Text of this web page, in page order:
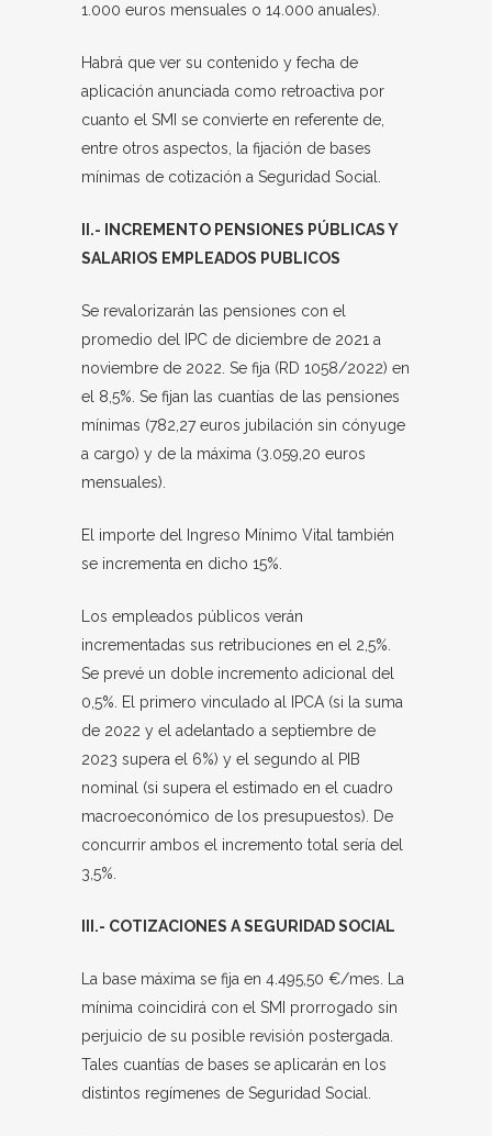
1.000 euros mensuales o 14.000 anuales).
Habrá que ver su contenido y fecha de
aplicación anunciada como retroactiva por
cuanto el SMI se convierte en referente de,
entre otros aspectos, la fijación de bases
mínimas de cotización a Seguridad Social.
II.- INCREMENTO PENSIONES PÚBLICAS Y
SALARIOS EMPLEADOS PUBLICOS
Se revalorizarán las pensiones con el
promedio del IPC de diciembre de 2021 a
noviembre de 2022. Se fija (RD 1058/2022) en
el 8,5%. Se fijan las cuantías de las pensiones
mínimas (782,27 euros jubilación sin cónyuge
a cargo) y de la máxima (3.059,20 euros
mensuales).
El importe del Ingreso Mínimo Vital también
se incrementa en dicho 15%.
Los empleados públicos verán
incrementadas sus retribuciones en el 2,5%.
Se prevé un doble incremento adicional del
0,5%. El primero vinculado al IPCA (si la suma
de 2022 y el adelantado a septiembre de
2023 supera el 6%) y el segundo al PIB
nominal (si supera el estimado en el cuadro
macroeconómico de los presupuestos). De
concurrir ambos el incremento total sería del
3,5%.
III.- COTIZACIONES A SEGURIDAD SOCIAL
La base máxima se fija en 4.495,50 €/mes. La
mínima coincidirá con el SMI prorrogado sin
perjuicio de su posible revisión postergada.
Tales cuantías de bases se aplicarán en los
distintos regímenes de Seguridad Social.